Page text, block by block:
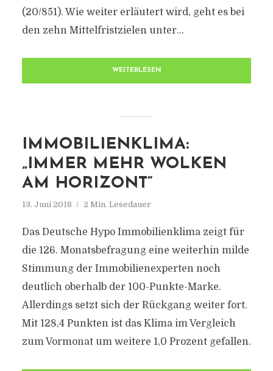
(20/851). Wie weiter erläutert wird, geht es bei
den zehn Mittelfristzielen unter...
WEITERLESEN
IMMOBILIENKLIMA:
„IMMER MEHR WOLKEN
AM HORIZONT“
13. Juni 2018 2 Min. Lesedauer
Das Deutsche Hypo Immobilienklima zeigt für
die 126. Monatsbefragung eine weiterhin milde
Stimmung der Immobilienexperten noch
deutlich oberhalb der 100-Punkte-Marke.
Allerdings setzt sich der Rückgang weiter fort.
Mit 128,4 Punkten ist das Klima im Vergleich
zum Vormonat um weitere 1,0 Prozent gefallen.